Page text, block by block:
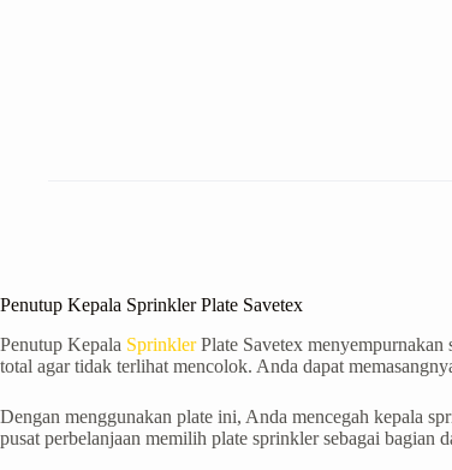
Penutup Kepala Sprinkler Plate Savetex
Penutup Kepala SprinklerPlate Savetex menyempurnakan
total agar tidak terlihat mencolok. Anda dapat
Dengan menggunakan plate ini, Anda mencegah kepala
pusat perbelanjaan memilih plate sprinkler sebagai bagian